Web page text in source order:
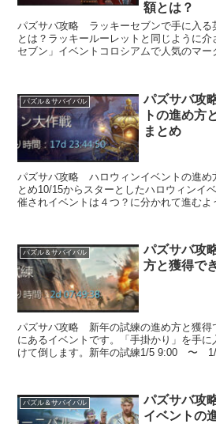
額とは？
パズサバ攻略 ラッキーセブンで手に入る
とは？ラッキールーレットと同じように
セブン」イベントコロシアムで人気のマ
パズル＆サバイバル
パズサバ攻
トの進め方
まとめ
パズサバ攻略 ハロウィンイベントの進め
とめ10/15からスターとしたハロウィンイ
催されイベントは４つ？に分かれて進むよ
パズル＆サバイバル
パズサバ攻
方と獲得で
パズサバ攻略 新年の試練の進め方と獲得
にあるイベントです。「手掛かり」を手
けて倒します。新年の試練1/5 9:00 〜
パズル＆サバイバル
パズサバ攻
イベントの